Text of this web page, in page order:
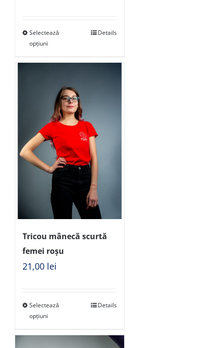
Selectează
opțiuni
Details
Tricou mânecă scurtă
femei roșu
21,00 lei
Selectează
opțiuni
Details